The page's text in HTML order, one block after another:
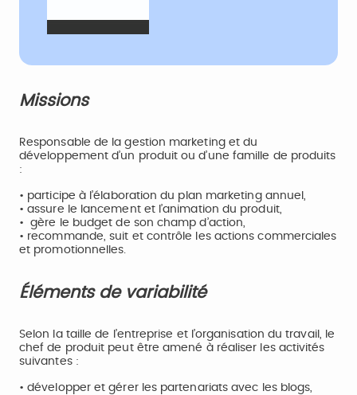
Missions
Responsable de la gestion marketing et du
développement d’un produit ou d’une famille de produits
:
• participe à l’élaboration du plan marketing annuel,
• assure le lancement et l’animation du produit,
• gère le budget de son champ d’action,
• recommande, suit et contrôle les actions commerciales
et promotionnelles.
Éléments de variabilité
Selon la taille de l’entreprise et l’organisation du travail, le
chef de produit peut être amené à réaliser les activités
suivantes :
• développer et gérer les partenariats avec les blogs,